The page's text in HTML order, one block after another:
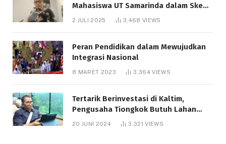
Mahasiswa UT Samarinda dalam Skema
Bantuan Pendidikan Gratispol
2 JULI 2025 3,468 VIEWS
Peran Pendidikan dalam Mewujudkan
Integrasi Nasional
8 MARET 2023 3,364VIEWS
Tertarik Berinvestasi di Kaltim,
Pengusaha Tiongkok Butuh Lahan
1.000 Hektare
20 JUNI 2024 3,321VIEWS